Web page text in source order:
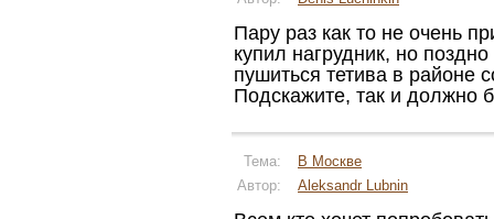
Пару раз как то не очень
купил нагрудник, но
пушиться тетива в районе
Подскажите, так и должно
Тема:
В Москве
Автор:
Aleksandr Lubnin